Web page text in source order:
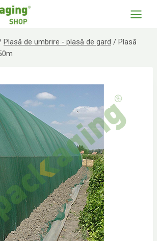
Plasă de umbrire - plasă de gard / Plasă